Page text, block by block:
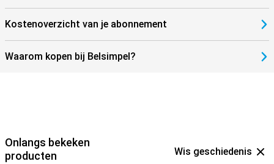
Kostenoverzicht van je abonnement
Waarom kopen bij Belsimpel?
Onlangs bekeken
producten
Wis geschiedenis